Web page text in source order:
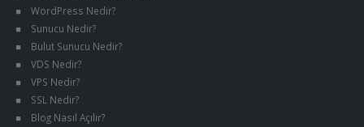
WordPress Nedir?
Sunucu Nedir?
Bulut Sunucu Nedir?
VDS Nedir?
VPS Nedir?
SSL Nedir?
Blog Nasıl Açılır?